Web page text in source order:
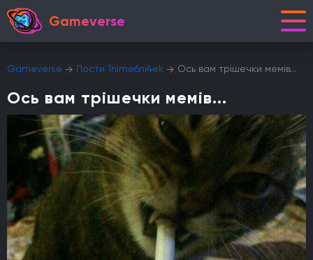
Gameverse
Gameverse Пости 1nime6ni4ek Ось вам трішечки мемів...
Ось вам трішечки мемів...